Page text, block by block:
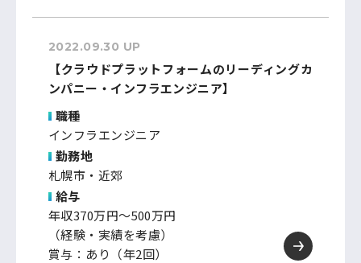
2022.09.30 UP
【クラウドプラットフォームのリーディングカ
ンパニー・インフラエンジニア】
職種
インフラエンジニア
勤務地
札幌市・近郊
給与
年収370万円～500万円
（経験・実績を考慮）
賞与：あり（年2回）